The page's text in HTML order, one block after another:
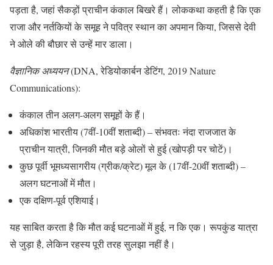
पड़ता है, जहां सैकड़ों प्राचीन कंकाल बिखरे हैं। लोककथा कहती है कि एक
राजा और नर्तकियों के समूह ने पवित्र स्थान का अपमान किया, जिससे देवी
ने ओले की बौछार से उन्हें मार डाला।
वैज्ञानिक अध्ययन(DNA, रेडियोकार्बन डेटिंग, 2019 Nature
Communications):
कंकाल तीन अलग-अलग समूहों के हैं।
अधिकांश भारतीय (7वीं-10वीं शताब्दी) – संभवतः नंदा राजजात के
प्राचीन यात्री, जिनकी मौत बड़े ओलों से हुई (खोपड़ी पर चोटें)।
कुछ पूर्वी भूमध्यसागरीय (ग्रीक/क्रेट) मूल के (17वीं-20वीं शताब्दी) –
अलग घटनाओं में मौत।
एक दक्षिण-पूर्व एशियाई।
यह साबित करता है कि मौत कई घटनाओं में हुई, न कि एक। रूपकुंड यात्रा
से जुड़ा है, लेकिन रहस्य पूरी तरह सुलझा नहीं है।